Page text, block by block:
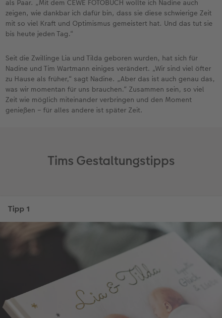
als Paar. „Mit dem CEWE FOTOBUCH wollte ich Nadine auch
zeigen, wie dankbar ich dafür bin, dass sie diese schwierige Zeit
mit so viel Kraft und Optimismus gemeistert hat. Und das tut sie
bis heute jeden Tag.“
Seit die Zwillinge Lia und Tilda geboren wurden, hat sich für
Nadine und Tim Wartmann einiges verändert. „Wir sind viel öfter
zu Hause als früher,“ sagt Nadine. „Aber das ist auch genau das,
was wir momentan für uns brauchen.“ Zusammen sein, so viel
Zeit wie möglich miteinander verbringen und den Moment
genießen – für alles andere ist später Zeit.
Tims Gestaltungstipps